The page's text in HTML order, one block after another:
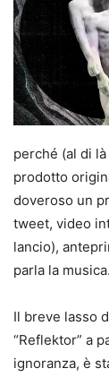
perché (al di
prodotto
doveroso un
tweet, video
lancio),
parla la musica.
Il breve lasso
“Reflektor” a
ignoranza, è